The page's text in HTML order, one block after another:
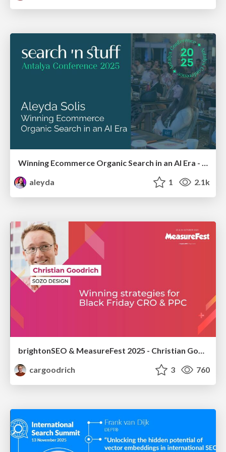
aleyda
1 2.1k
brightonSEO & MeasureFest 2025 - Christian Goodrich - Winning strategies for Black Friday CRO & PPC
cargoodrich
3 760